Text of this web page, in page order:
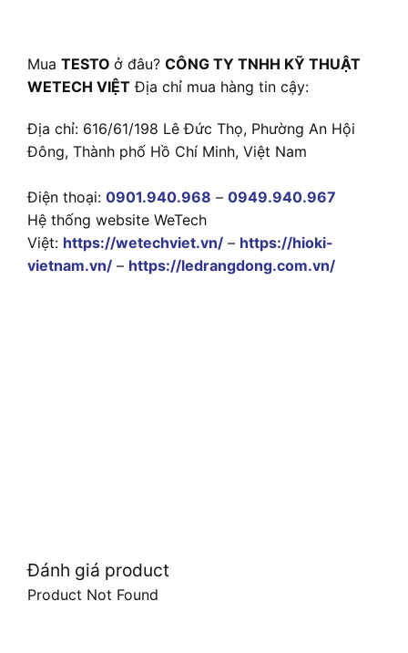
Mua TESTO ở đâu? CÔNG TY TNHH KỸ THUẬT
WETECH VIỆT Địa chỉ mua hàng tin cậy:
Địa chỉ: 616/61/198 Lê Đức Thọ, Phường An Hội
Đông, Thành phố Hồ Chí Minh, Việt Nam
Điện thoại: 0901.940.968 – 0949.940.967
Hệ thống website WeTech
Việt: https://wetechviet.vn/ – https://hioki-
vietnam.vn/ – https://ledrangdong.com.vn/
Đánh giá product
Product Not Found